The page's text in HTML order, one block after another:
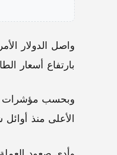
واصل الدولار
بارتفاع أسعار
وبحسب مؤشرات
الأعلى منذ أوائل شهر مارس 2026، وسط تنامي التوقعات